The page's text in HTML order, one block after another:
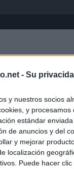
- Su
y nuestros socios
y
estándar
de anuncios y del
y mejorar
localización
Puede hacer